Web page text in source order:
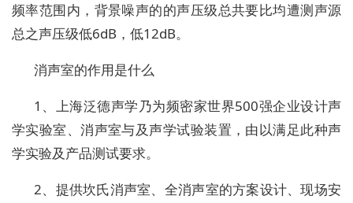
频率范围内，背景噪声的的声压级总共要比均遭测声源
总之声压级低6dB，低12dB。
消声室的作用是什么
1、上海泛德声学乃为频密家世界500强企业设计声
学实验室、消声室与及声学试验装置，由以满足此种声
学实验及产品测试要求。
2、提供坎氏消声室、全消声室的方案设计、现场安